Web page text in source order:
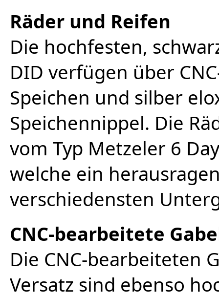
Räder und Reifen
Die hochfesten,
DID verfügen über
Speichen und silber
Speichennippel. Die
vom Typ Metzeler 6
welche ein
verschiedensten
CNC-bearbeitete
Die CNC-bearbeiteten
Versatz sind ebenso